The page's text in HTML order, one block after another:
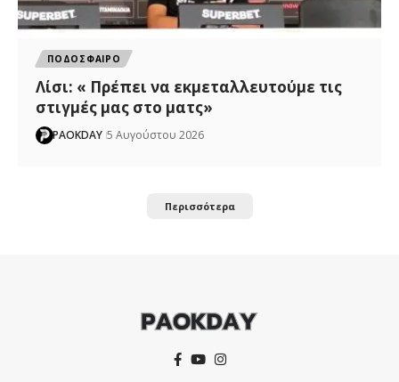
ΠΟΔΟΣΦΑΙΡΟ
Λίσι: « Πρέπει να εκμεταλλευτούμε τις
στιγμές μας στο ματς»
PAOKDAY 5 Αυγούστου 2026
Περισσότερα